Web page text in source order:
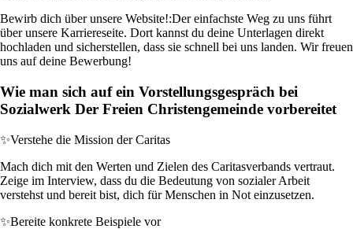
Bewirb dich über unsere Website!:Der einfachste Weg zu uns führt
über unsere Karriereseite. Dort kannst du deine Unterlagen direkt
hochladen und sicherstellen, dass sie schnell bei uns landen. Wir freuen
uns auf deine Bewerbung!
Wie man sich auf ein Vorstellungsgespräch bei
Sozialwerk Der Freien Christengemeinde vorbereitet
✨Verstehe die Mission der Caritas
Mach dich mit den Werten und Zielen des Caritasverbands vertraut.
Zeige im Interview, dass du die Bedeutung von sozialer Arbeit
verstehst und bereit bist, dich für Menschen in Not einzusetzen.
✨Bereite konkrete Beispiele vor